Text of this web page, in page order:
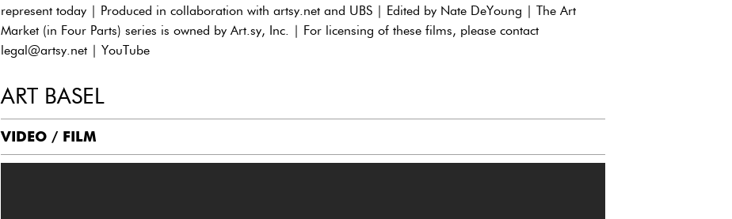
represent today | Produced in collaboration with artsy.net and UBS | Edited by Nate DeYoung | The Art
Market (in Four Parts) series is owned by Art.sy, Inc. | For licensing of these films, please contact
legal@artsy.net | YouTube
ART BASEL
VIDEO / FILM